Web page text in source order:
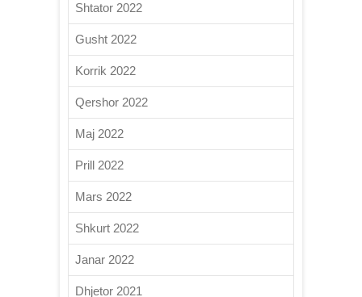
Shtator 2022
Gusht 2022
Korrik 2022
Qershor 2022
Maj 2022
Prill 2022
Mars 2022
Shkurt 2022
Janar 2022
Dhjetor 2021